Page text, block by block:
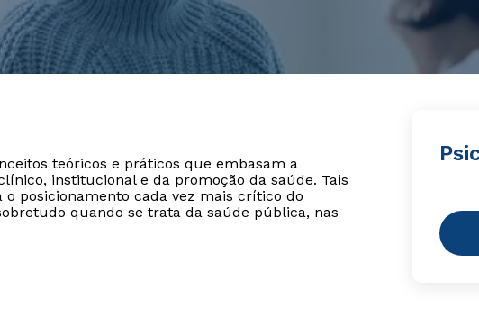
teóricos e práticos que embasam a
institucional e da promoção da saúde. Tais
posicionamento cada vez mais crítico do
quando se trata da saúde pública, nas